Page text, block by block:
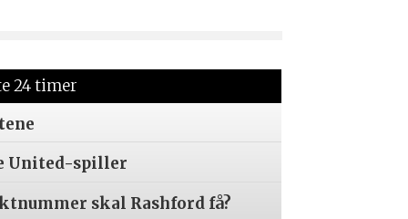
24 timer
United-spiller
skal Rashford få?